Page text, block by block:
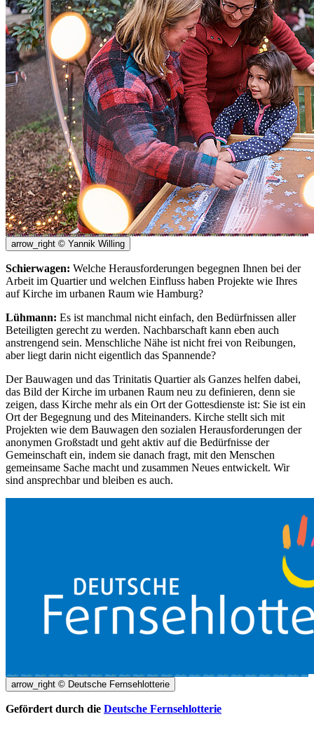
arrow_right © Yannik Willing
Schierwagen: Welche Herausforderungen begegnen Ihnen bei der
Arbeit im Quartier und welchen Einfluss haben Projekte wie Ihres
auf Kirche im urbanen Raum wie Hamburg?
Lühmann: Es ist manchmal nicht einfach, den Bedürfnissen aller
Beteiligten gerecht zu werden. Nachbarschaft kann eben auch
anstrengend sein. Menschliche Nähe ist nicht frei von Reibungen,
aber liegt darin nicht eigentlich das Spannende?
Der Bauwagen und das Trinitatis Quartier als Ganzes helfen dabei,
das Bild der Kirche im urbanen Raum neu zu definieren, denn sie
zeigen, dass Kirche mehr als ein Ort der Gottesdienste ist: Sie ist ein
Ort der Begegnung und des Miteinanders. Kirche stellt sich mit
Projekten wie dem Bauwagen den sozialen Herausforderungen der
anonymen Großstadt und geht aktiv auf die Bedürfnisse der
Gemeinschaft ein, indem sie danach fragt, mit den Menschen
gemeinsame Sache macht und zusammen Neues entwickelt. Wir
sind ansprechbar und bleiben es auch.
arrow_right © Deutsche Fernsehlotterie
Gefördert durch die Deutsche Fernsehlotterie